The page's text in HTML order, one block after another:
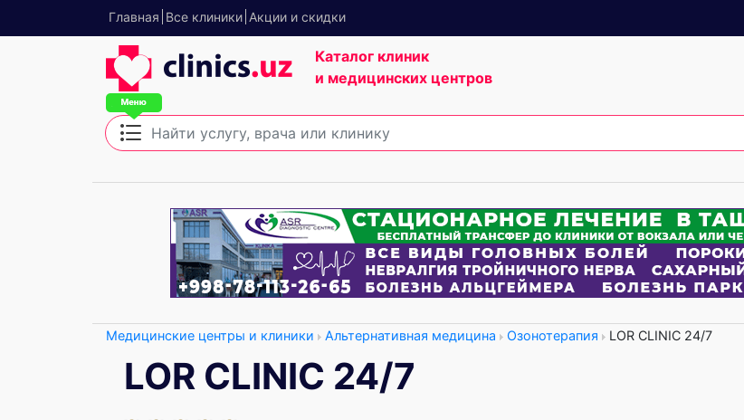
Главная Все клиники Акции и скидки
Каталог клиник
и медицинских центров
Медицинские центры и клиники Альтернативная медицина Озонотерапия LOR CLINIC 24/7
LOR CLINIC 24/7